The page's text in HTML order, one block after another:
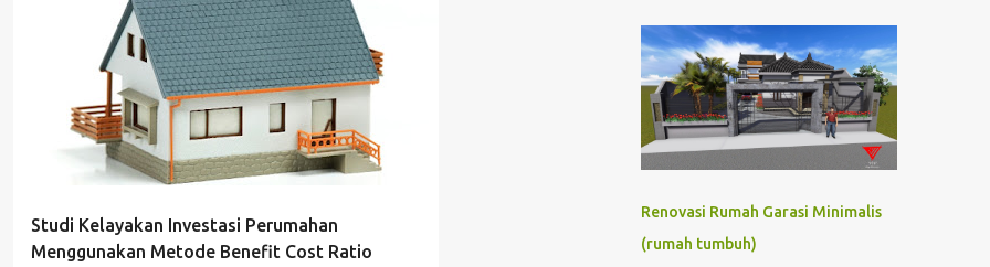
Studi Kelayakan Investasi Perumahan
Menggunakan Metode Benefit Cost Ratio
serangkaian bangunan air yang
berfungsi untuk mengurangi atau
membuang kelebihan air dari suatu
kawasan agar tidak tergenang. Dari
pengertian tersebut, peran drainase
sangatlah penting, terutama ketika
kawasan tersebut berada di daerah
DOWNLOAD FILE CAD FOR FREE
Renovasi Rumah Garasi Minimalis
(rumah tumbuh)